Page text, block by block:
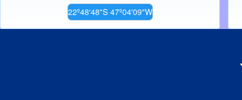
22º48'48"S 47º04'09"W